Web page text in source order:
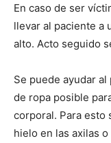
En caso de ser
llevar al paciente a
alto. Acto seguido
Se puede ayudar
de ropa posible
corporal. Para esto
hielo en las axilas